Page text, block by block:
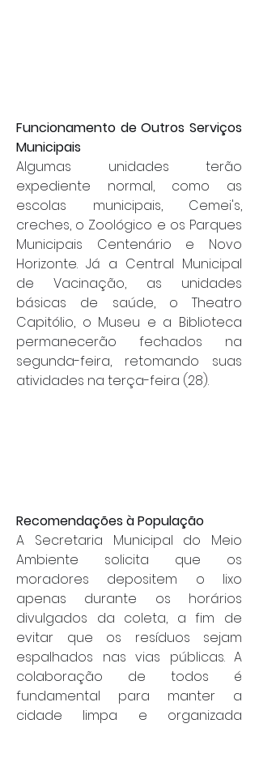
Funcionamento de Outros Serviços
Municipais
Algumas unidades terão
expediente normal, como as
escolas municipais, Cemei's,
creches, o Zoológico e os Parques
Municipais Centenário e Novo
Horizonte. Já a Central Municipal
de Vacinação, as unidades
básicas de saúde, o Theatro
Capitólio, o Museu e a Biblioteca
permanecerão fechados na
segunda-feira, retomando suas
atividades na terça-feira (28).
Recomendações à População
A Secretaria Municipal do Meio
Ambiente solicita que os
moradores depositem o lixo
apenas durante os horários
divulgados da coleta, a fim de
evitar que os resíduos sejam
espalhados nas vias públicas. A
colaboração de todos é
fundamental para manter a
cidade limpa e organizada